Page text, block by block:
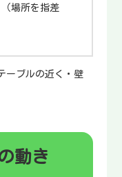
（場所を指差
ーブルの近く・壁
動き